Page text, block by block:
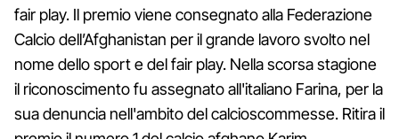
fair play. Il premio viene consegnato alla Federazione
Calcio dell’Afghanistan per il grande lavoro svolto nel
nome dello sport e del fair play. Nella scorsa stagione
il riconoscimento fu assegnato all'italiano Farina, per la
sua denuncia nell'ambito del calcioscommesse. Ritira il